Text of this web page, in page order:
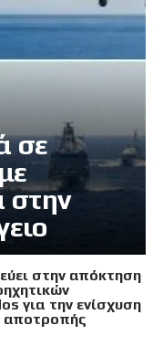
σε
στην
στην απόκτηση
για την ενίσχυση
αποτροπής